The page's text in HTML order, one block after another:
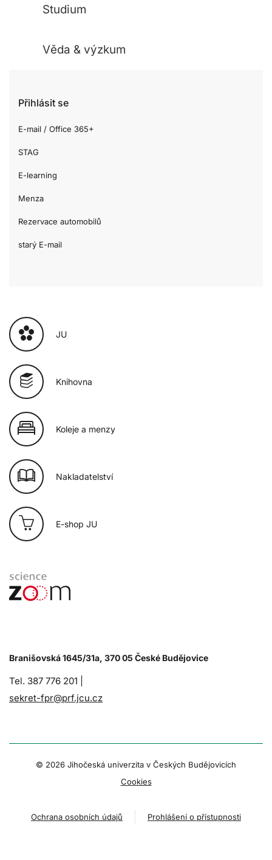
Studium
Věda & výzkum
Přihlásit se
E-mail / Office 365+
STAG
E-learning
Menza
Rezervace automobilů
starý E-mail
JU
Knihovna
Koleje a menzy
Nakladatelství
E-shop JU
Branišovská 1645/31a, 370 05 České Budějovice
Tel. 387 776 201 |
sekret-fpr@prf.jcu.cz
© 2026 Jihočeská univerzita v Českých Budějovicích
Cookies
Ochrana osobních údajů Prohlášení o přístupnosti